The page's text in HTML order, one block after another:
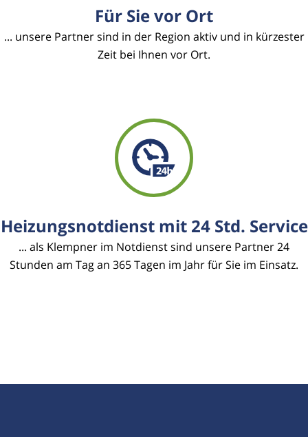
Für Sie vor Ort
... unsere Partner sind in der Region aktiv und in kürzester
Zeit bei Ihnen vor Ort.
Heizungsnotdienst mit 24 Std. Service
... als Klempner im Notdienst sind unsere Partner 24
Stunden am Tag an 365 Tagen im Jahr für Sie im Einsatz.